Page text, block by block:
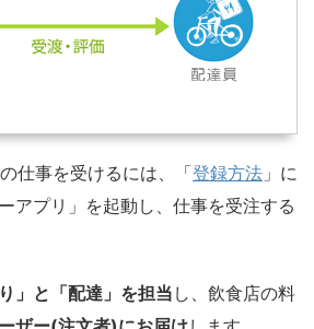
仕事を受けるには、「登録方法 」に
アプリ」を起動し、仕事を受注する
」と「配達」を担当 し、飲食店の料